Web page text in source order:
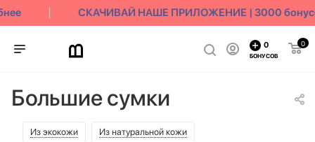
СКАЧИВАЙ НАШЕ ПРИЛОЖЕНИЕ | 3000
0
0
БОНУСОВ
Большие сумки
Из экокожи Из натуральной кожи